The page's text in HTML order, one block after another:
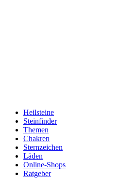
Heilsteine
Steinfinder
Themen
Chakren
Sternzeichen
Läden
Online-Shops
Ratgeber